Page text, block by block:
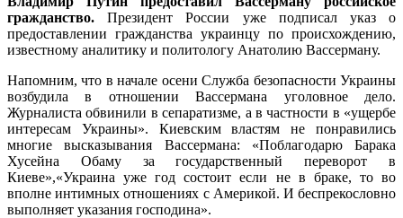
гражданство.Президент России уже подписал указ о
предоставлении гражданства украинцу по происхождению,
известному аналитику и политологу Анатолию Вассерману.
Напомним, что в начале осени Служба безопасности Украины
возбудила в отношении Вассермана уголовное дело.
Журналиста обвинили в сепаратизме, а в частности в «ущербе
интересам Украины». Киевским властям не понравились
многие высказывания Вассермана: «Поблагодарю Барака
Хусейна Обаму за государственный переворот в
Киеве»,«Украина уже год состоит если не в браке, то во
вполне интимных отношениях с Америкой. И беспрекословно
выполняет указания господина».